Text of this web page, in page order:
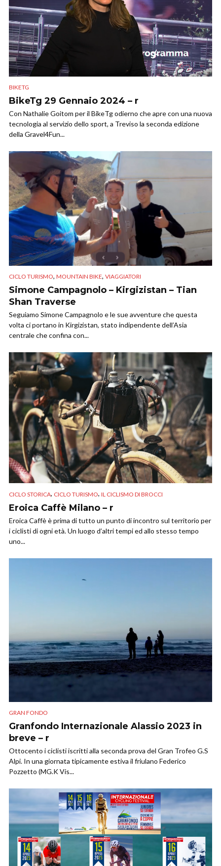
BIKETG
BikeTg 29 Gennaio 2024 – r
Con Nathalie Goitom per il BikeTg odierno che apre con una nuova
tecnologia al servizio dello sport, a Treviso la seconda edizione
della Gravel4Fun...
CICLO TURISMO, MOUNTAIN BIKE, VIAGGIATORI
Simone Campagnolo – Kirgizistan – Tian
Shan Traverse
Seguiamo Simone Campagnolo e le sue avventure che questa
volta ci portano in Kirgizistan, stato indipendente dell’Asia
centrale che confina con...
CICLO STORICA, CICLO TURISMO, IL CICLISMO DI BROCCI
Eroica Caffè Milano – r
Eroica Caffè è prima di tutto un punto di incontro sul territorio per
i ciclisti di ogni età. Un luogo d’altri tempi ed allo stesso tempo
uno...
GRAN FONDO
Granfondo Internazionale Alassio 2023 in
breve – r
Ottocento i ciclisti iscritti alla seconda prova del Gran Trofeo G.S
Alpi. In una giornata tipicamente estiva il friulano Federico
Pozzetto (MG.K Vis...